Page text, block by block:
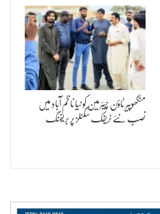
منگھوپیر ٹاؤن چیئرمین کو نیا ناظم آباد میں
نصب نئے ٹریفک سگنلز پر بریفنگ